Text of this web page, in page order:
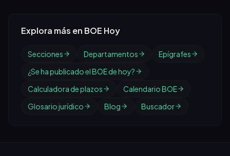
Explora más en BOE Hoy
Secciones Departamentos
Epígrafes
¿Se ha publicado el BOE de hoy?
Calculadora de plazos
Calendario BOE
Glosario jurídico
Blog Buscador